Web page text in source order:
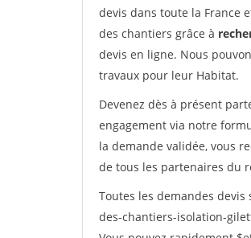
devis dans toute la France
des chantiers grâce à
devis en ligne. Nous
travaux pour leur Habitat.
Devenez dès à présent
engagement via notre
la demande validée, vous
de tous les partenaires du
Toutes les demandes
des-chantiers-isolation-